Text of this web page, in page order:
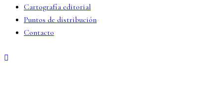
Cartografía editorial
Puntos de distribución
Contacto